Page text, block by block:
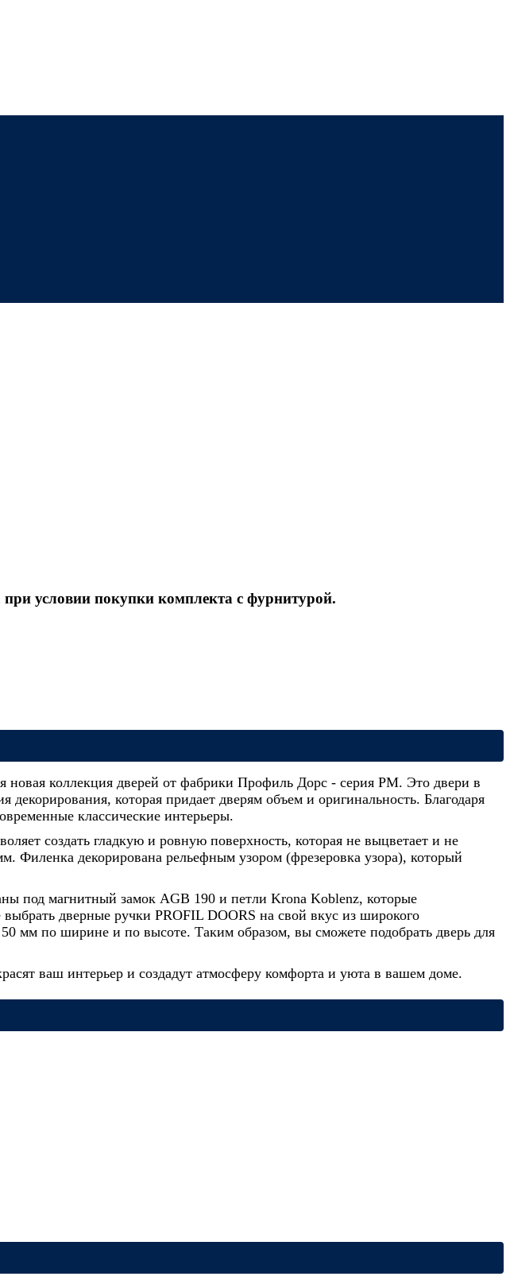
условии покупки комплекта с фурнитурой.
новая коллекция дверей от фабрики Профиль Дорс - серия PM. Это двери в
которая придает дверям объем и оригинальность. Благодаря
классические интерьеры.
создать гладкую и ровную поверхность, которая не выцветает и не
Филенка декорирована рельефным узором (фрезеровка узора), который
под магнитный замок AGB 190 и петли Krona Koblenz, которые
дверные ручки PROFIL DOORS на свой вкус из широкого
мм по ширине и по высоте. Таким образом, вы сможете подобрать дверь для
ваш интерьер и создадут атмосферу комфорта и уюта в вашем доме.